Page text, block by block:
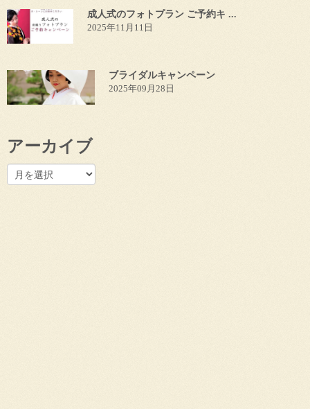
成人式のフォトプラン ご予約キ ...
2025年11月11日
ブライダルキャンペーン
2025年09月28日
アーカイブ